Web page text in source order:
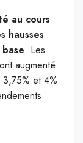
au cours
hausses
. Les
augmenté
3,75% et 4%